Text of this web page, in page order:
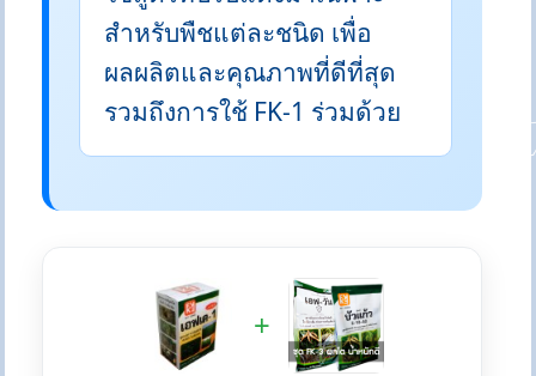
สำหรับพืชแต่ละชนิด เพื่อ
ผลผลิตและคุณภาพที่ดีที่สุด
รวมถึงการใช้ FK-1 ร่วมด้วย
+